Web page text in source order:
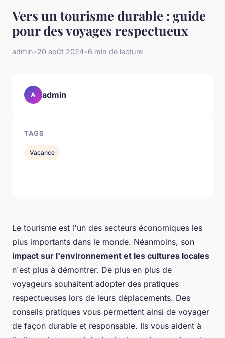
Vers un tourisme durable : guide
pour des voyages respectueux
admin•20 août 2024•6 min de lecture
Le tourisme est l'un des secteurs économiques les
plus importants dans le monde. Néanmoins, son
impact sur l'environnement et les cultures locales
n'est plus à démontrer. De plus en plus de
voyageurs souhaitent adopter des pratiques
respectueuses lors de leurs déplacements. Des
conseils pratiques vous permettent ainsi de voyager
de façon durable et responsable. Ils vous aident à
A admin
TAGS
Vacance